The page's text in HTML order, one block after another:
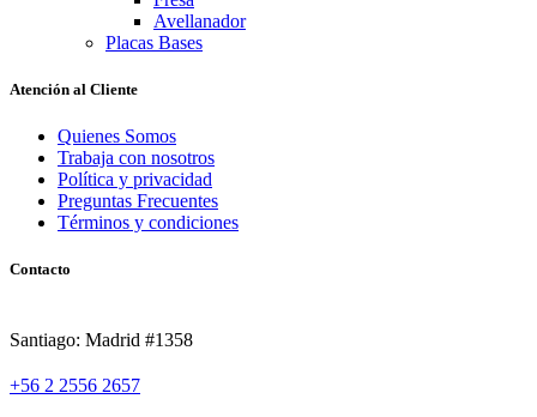
Avellanador
Placas Bases
Atención al Cliente
Quienes Somos
Trabaja con nosotros
Política y privacidad
Preguntas Frecuentes
Términos y condiciones
Contacto
Santiago: Madrid #1358
+56 2 2556 2657